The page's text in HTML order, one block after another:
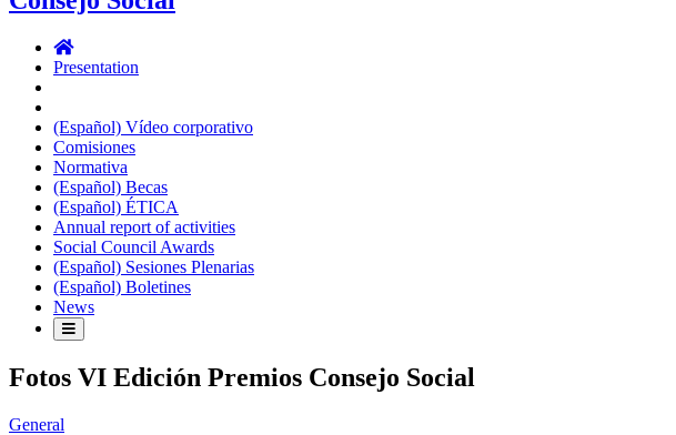
Consejo
Social
Presentation
(Español) Vídeo corporativo
Comisiones
Normativa
(Español) Becas
(Español) ÉTICA
Annual report of activities
Social Council Awards
(Español) Sesiones Plenarias
(Español) Boletines
News
Fotos VI Edición Premios Consejo Social
General